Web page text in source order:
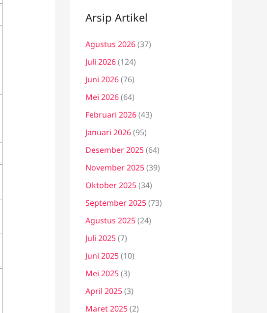
Arsip Artikel
Agustus 2026(37)
Juli 2026(124)
Juni 2026(76)
Mei 2026(64)
Februari 2026(43)
Januari 2026(95)
Desember 2025(64)
November 2025(39)
Oktober 2025(34)
September 2025(73)
Agustus 2025(24)
Juli 2025(7)
Juni 2025(10)
Mei 2025(3)
April 2025(3)
Maret 2025(2)